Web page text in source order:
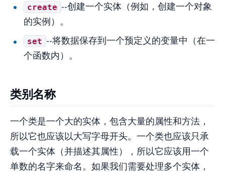
create --创建一个实体（例如，创建一个对象
的实例）。
set --将数据保存到一个预定义的变量中（在一
个函数内）。
类别名称
一个类是一个大的实体，包含大量的属性和方法，
所以它也应该以大写字母开头。一个类也应该只承
载一个实体（并描述其属性），所以它应该用一个
单数的名字来命名。如果我们需要处理多个实体，